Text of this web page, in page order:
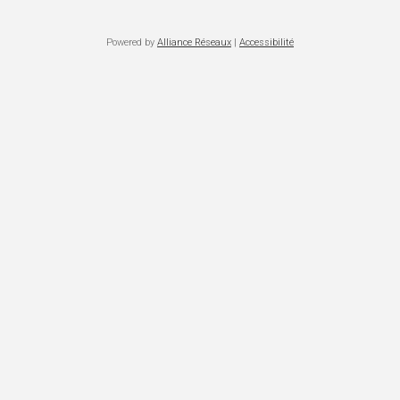
Powered by Alliance Réseaux | Accessibilité